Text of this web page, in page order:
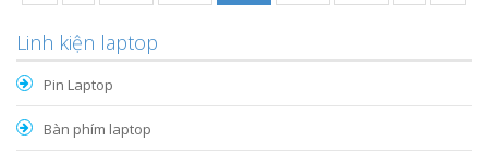
Linh kiện laptop
Pin Laptop
Bàn phím laptop